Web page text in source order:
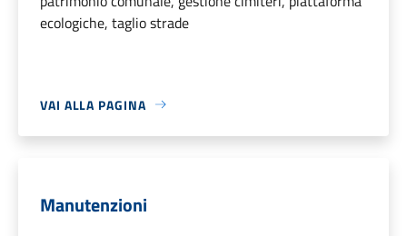
ecologiche, taglio strade
VAI ALLA PAGINA
Manutenzioni